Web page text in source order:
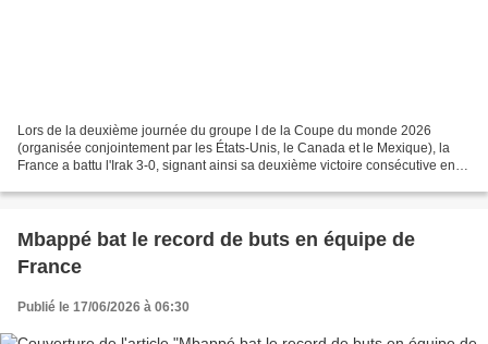
Lors de la deuxième journée du groupe I de la Coupe du monde 2026
(organisée conjointement par les États-Unis, le Canada et le Mexique), la
France a battu l'Irak 3-0, signant ainsi sa deuxième victoire consécutive en
Mbappé bat le record de buts en équipe de
France
Publié le 17/06/2026 à 06:30